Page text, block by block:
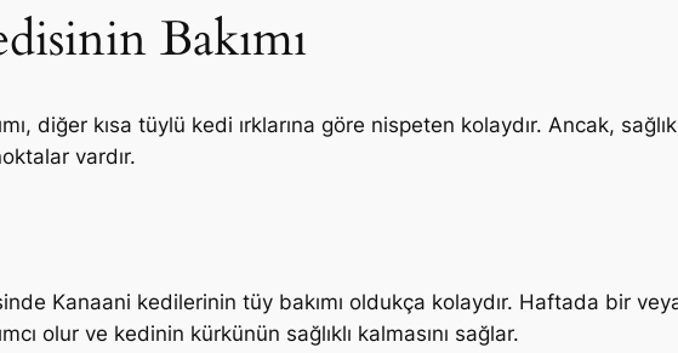
Bakımı
diğer kısa tüylü kedi ırklarına göre nispeten kolaydır. Ancak,
vardır.
Kanaani kedilerinin tüy bakımı oldukça kolaydır. Haftada bir
olur ve kedinin kürkünün sağlıklı kalmasını sağlar.